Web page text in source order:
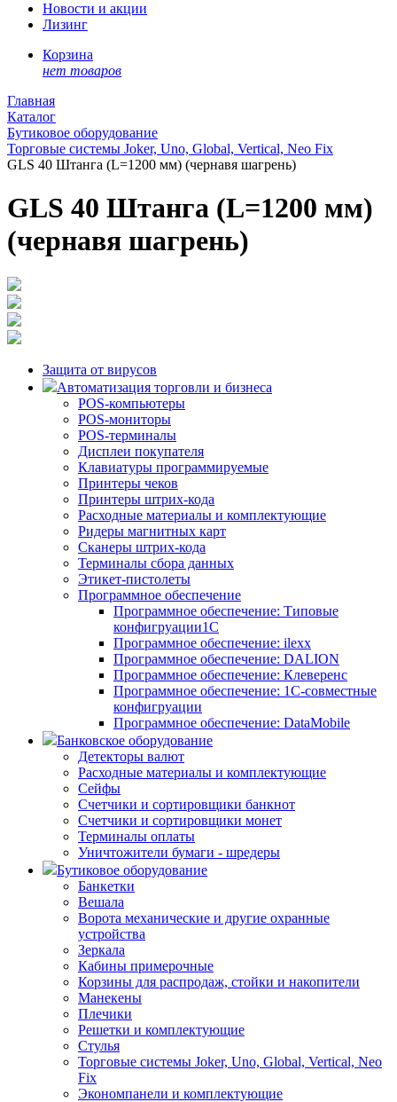
Новости и акции
Лизинг
Корзина
нет товаров
Главная
Каталог
Бутиковое оборудование
Торговые системы Joker, Uno, Global, Vertical, Neo Fix
GLS 40 Штанга (L=1200 мм) (чернавя шагрень)
GLS 40 Штанга (L=1200 мм)
(чернавя шагрень)
Защита от вирусов
Автоматизация торговли и бизнеса
POS-компьютеры
POS-мониторы
POS-терминалы
Дисплеи покупателя
Клавиатуры программируемые
Принтеры чеков
Принтеры штрих-кода
Расходные материалы и комплектующие
Ридеры магнитных карт
Сканеры штрих-кода
Терминалы сбора данных
Этикет-пистолеты
Программное обеспечение
Программное обеспечение: Типовые
конфигруации1С
Программное обеспечение: ilexx
Программное обеспечение: DALION
Программное обеспечение: Клеверенс
Программное обеспечение: 1С-совместные
конфигруации
Программное обеспечение: DataMobile
Банковское оборудование
Детекторы валют
Расходные материалы и комплектующие
Сейфы
Счетчики и сортировщики банкнот
Счетчики и сортировщики монет
Терминалы оплаты
Уничтожители бумаги - шредеры
Бутиковое оборудование
Банкетки
Вешала
Ворота механические и другие охранные
устройства
Зеркала
Кабины примерочные
Корзины для распродаж, стойки и накопители
Манекены
Плечики
Решетки и комплектующие
Стулья
Торговые системы Joker, Uno, Global, Vertical, Neo
Fix
Экономпанели и комплектующие